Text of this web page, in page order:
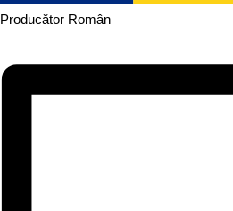
Producător Român